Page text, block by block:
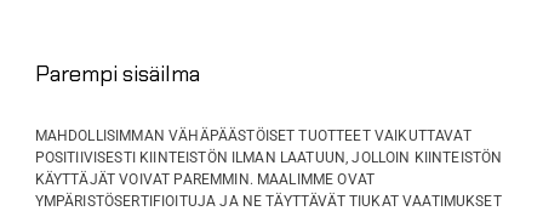
Parempi sisäilma
MAHDOLLISIMMAN VÄHÄPÄÄSTÖISET TUOTTEET VAIKUTTAVAT
POSITIIVISESTI KIINTEISTÖN ILMAN LAATUUN, JOLLOIN KIINTEISTÖN
KÄYTTÄJÄT VOIVAT PAREMMIN. MAALIMME OVAT
YMPÄRISTÖSERTIFIOITUJA JA NE TÄYTTÄVÄT TIUKAT VAATIMUKSET